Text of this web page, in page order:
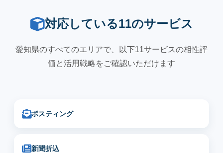
対応している11のサービス
愛知県のすべてのエリアで、以下11サービスの相性評
価と活用戦略をご確認いただけます
ポスティング
新聞折込